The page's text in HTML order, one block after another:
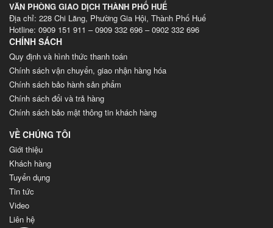
VĂN PHÒNG GIAO DỊCH THÀNH PHỐ HUẾ
Địa chỉ: 228 Chi Lăng, Phường Gia Hội, Thành Phố Huế
Hotline: 0909 151 911 – 0909 332 696 – 0902 332 696
CHÍNH SÁCH
Quy định và hình thức thanh toán
Chính sách vận chuyển, giao nhận hàng hóa
Chính sách bảo hành sản phẩm
Chính sách đổi và trả hàng
Chính sách bảo mật thông tin khách hàng
VỀ CHÚNG TÔI
Giới thiệu
Khách hàng
Tuyển dụng
Tin tức
Video
Liên hệ